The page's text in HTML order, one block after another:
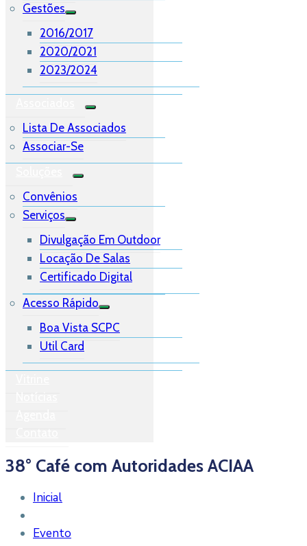
Gestões
2016/2017
2020/2021
2023/2024
Lista De Associados
Associar-Se
Convênios
Serviços
Divulgação Em Outdoor
Locação De Salas
Certificado Digital
Acesso Rápido
Boa Vista SCPC
Util Card
38° Café com Autoridades ACIAA
Inicial
Evento